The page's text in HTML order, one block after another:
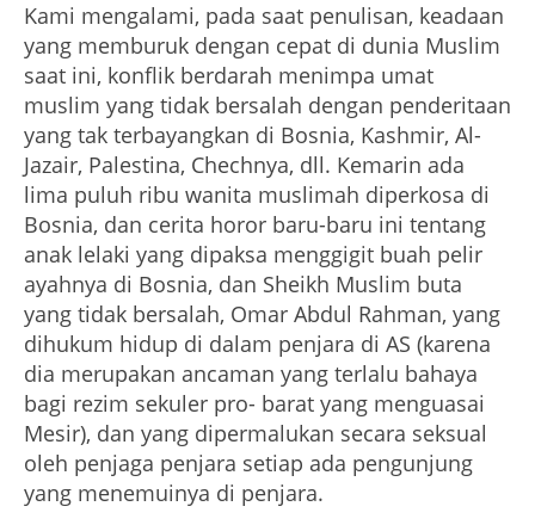
Kami mengalami, pada saat penulisan, keadaan
yang memburuk dengan cepat di dunia Muslim
saat ini, konflik berdarah menimpa umat
muslim yang tidak bersalah dengan penderitaan
yang tak terbayangkan di Bosnia, Kashmir, Al-
Jazair, Palestina, Chechnya, dll. Kemarin ada
lima puluh ribu wanita muslimah diperkosa di
Bosnia, dan cerita horor baru-baru ini tentang
anak lelaki yang dipaksa menggigit buah pelir
ayahnya di Bosnia, dan Sheikh Muslim buta
yang tidak bersalah, Omar Abdul Rahman, yang
dihukum hidup di dalam penjara di AS (karena
dia merupakan ancaman yang terlalu bahaya
bagi rezim sekuler pro- barat yang menguasai
Mesir), dan yang dipermalukan secara seksual
oleh penjaga penjara setiap ada pengunjung
yang menemuinya di penjara.